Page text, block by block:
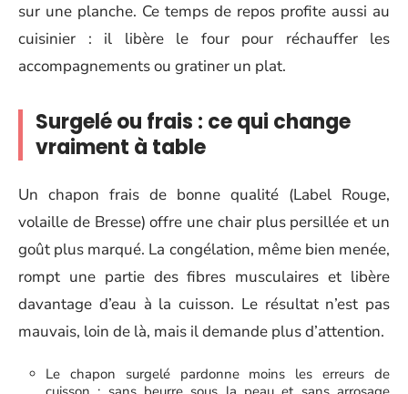
sur une planche. Ce temps de repos profite aussi au
cuisinier : il libère le four pour réchauffer les
accompagnements ou gratiner un plat.
Surgelé ou frais : ce qui change
vraiment à table
Un chapon frais de bonne qualité (Label Rouge,
volaille de Bresse) offre une chair plus persillée et un
goût plus marqué. La congélation, même bien menée,
rompt une partie des fibres musculaires et libère
davantage d’eau à la cuisson. Le résultat n’est pas
mauvais, loin de là, mais il demande plus d’attention.
Le chapon surgelé pardonne moins les erreurs de